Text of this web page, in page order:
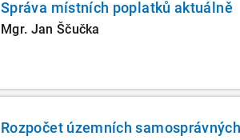
Správa místních poplatků aktuálně
Mgr. Jan Ščučka
Rozpočet územních